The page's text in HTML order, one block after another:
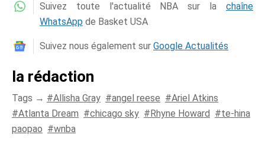
Suivez toute l'actualité NBA sur la chaîne
WhatsApp de Basket USA
Suivez nous également sur Google Actualités
la rédaction
Tags → Allisha Gray angel reese
Ariel Atkins
Atlanta Dream
chicago sky Rhyne Howard
te-hina
paopao
wnba